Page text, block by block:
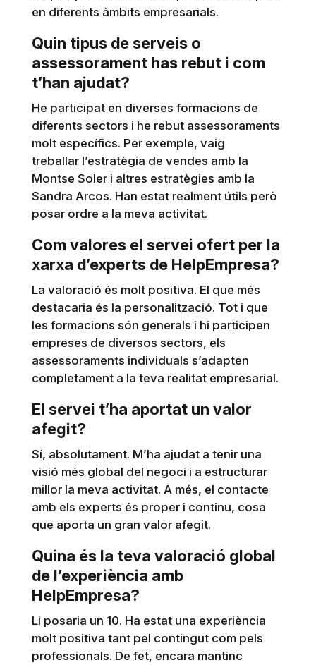
en diferents àmbits empresarials.
Quin tipus de serveis o
assessorament has rebut i com
t’han ajudat?
He participat en diverses formacions de
diferents sectors i he rebut assessoraments
molt específics. Per exemple, vaig
treballar l’estratègia de vendes amb la
Montse Soler i altres estratègies amb la
Sandra Arcos. Han estat realment útils però
posar ordre a la meva activitat.
Com valores el servei ofert per la
xarxa d’experts de HelpEmpresa?
La valoració és molt positiva. El que més
destacaria és la personalització. Tot i que
les formacions són generals i hi participen
empreses de diversos sectors, els
assessoraments individuals s’adapten
completament a la teva realitat empresarial.
El servei t’ha aportat un valor
afegit?
Sí, absolutament. M’ha ajudat a tenir una
visió més global del negoci i a estructurar
millor la meva activitat. A més, el contacte
amb els experts és proper i continu, cosa
que aporta un gran valor afegit.
Quina és la teva valoració global
de l’experiència amb
HelpEmpresa?
Li posaria un 10. Ha estat una experiència
molt positiva tant pel contingut com pels
professionals. De fet, encara mantinc